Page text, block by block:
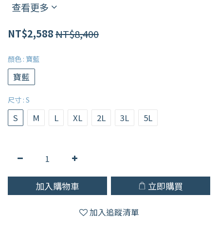
查看更多
NT$2,588NT$8,400
顏色: 寶藍
寶藍
尺寸: S
S M L XL 2L 3L 5L
加入購物車 立即購買
加入追蹤清單